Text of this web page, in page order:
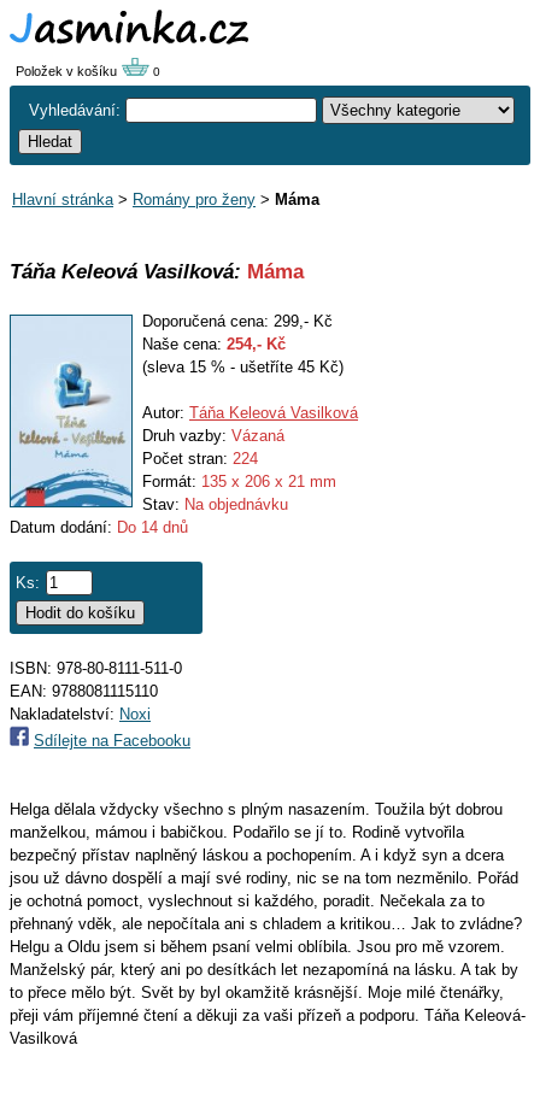
Položek v košíku 0
Vyhledávání:
Hlavní stránka> Romány pro ženy > Máma
Táňa Keleová Vasilková: Máma
Doporučená cena: 299,- Kč
Naše cena: 254,- Kč
(sleva 15 % - ušetříte 45 Kč)
Autor: Táňa Keleová Vasilková
Druh vazby: Vázaná
Počet stran: 224
Formát: 135 x 206 x 21 mm
Stav: Na objednávku
Datum dodání: Do 14 dnů
Ks:
ISBN: 978-80-8111-511-0
EAN: 9788081115110
Nakladatelství: Noxi
Sdílejte na Facebooku
Helga dělala vždycky všechno s plným nasazením. Toužila být dobrou
manželkou, mámou i babičkou. Podařilo se jí to. Rodině vytvořila
bezpečný přístav naplněný láskou a pochopením. A i když syn a dcera
jsou už dávno dospělí a mají své rodiny, nic se na tom nezměnilo. Pořád
je ochotná pomoct, vyslechnout si každého, poradit. Nečekala za to
přehnaný vděk, ale nepočítala ani s chladem a kritikou… Jak to zvládne?
Helgu a Oldu jsem si během psaní velmi oblíbila. Jsou pro mě vzorem.
Manželský pár, který ani po desítkách let nezapomíná na lásku. A tak by
to přece mělo být. Svět by byl okamžitě krásnější. Moje milé čtenářky,
přeji vám příjemné čtení a děkuji za vaši přízeň a podporu. Táňa Keleová-
Vasilková